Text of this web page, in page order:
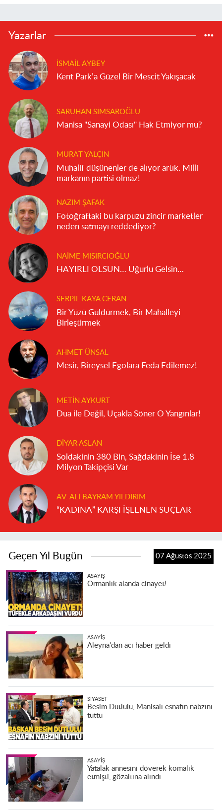
Yazarlar
İSMAIL AYBEY
Kent Park’a Güzel Bir Mescit Yakışacak
SARUHAN SIMSAROĞLU
Manisa "Sanayi Odası" Hak Etmiyor mu?
MURAT YALÇIN
Muhalif düşünenler de alıyor artık. Milli
markanın partisi olmaz!
NAZIM ŞAFAK
Fotoğraftaki bu karpuzu zincir marketler
neden satmayı reddediyor?
NAIME MISIRCIOĞLU
HAYIRLI OLSUN… Uğurlu Gelsin…
SERPIL KAYA CERAN
Bir Yüzü Güldürmek, Bir Mahalleyi
Birleştirmek
AHMET ÜNSAL
Mesir, Bireysel Egolara Feda Edilemez!
METIN AYKURT
Dua ile Değil, Uçakla Söner O Yangınlar!
DIYAR ASLAN
Soldakinin 380 Bin, Sağdakinin İse 1.8
Milyon Takipçisi Var
AV. ALI BAYRAM YILDIRIM
“KADINA” KARŞI İŞLENEN SUÇLAR
Geçen Yıl Bugün 07 Ağustos 2025
ASAYIŞ
Ormanlık alanda cinayet!
ASAYIŞ
Aleyna'dan acı haber geldi
SIYASET
Besim Dutlulu, Manisalı esnafın nabzını
tuttu
ASAYIŞ
Yatalak annesini döverek komalık
etmişti, gözaltına alındı